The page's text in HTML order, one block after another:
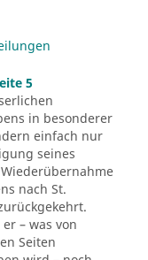
5
in besonderer
einfach nur
seines
nach St.
– was von
Seiten